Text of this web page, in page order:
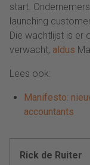
start.
launching
Die wachtlijst is er
verwacht, aldus
Lees ook:
Manifesto:
accountants
Rick de Ruiter